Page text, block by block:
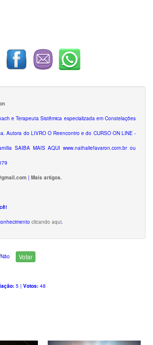
e Terapeuta Sistêmica especializada em Constelações
Autora do LIVRO O Reencontro e do CURSO ON LINE -
SAIBA MAIS AQUI www.nathaliefavaron.com.br ou
| Mais artigos.
clicando aqui.
Não
5 | Votos:48